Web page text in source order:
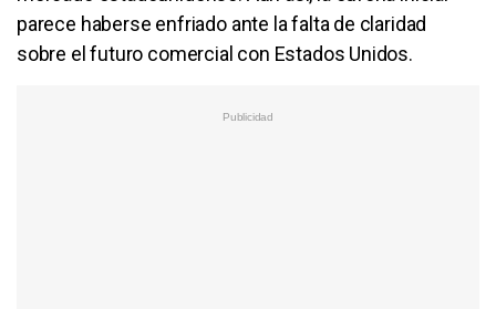
parece haberse enfriado ante la falta de claridad
sobre el futuro comercial con Estados Unidos.